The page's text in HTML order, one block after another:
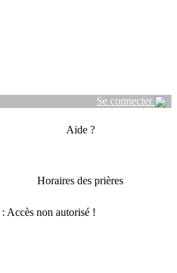
Se connecter
Aide ?
Horaires des prières